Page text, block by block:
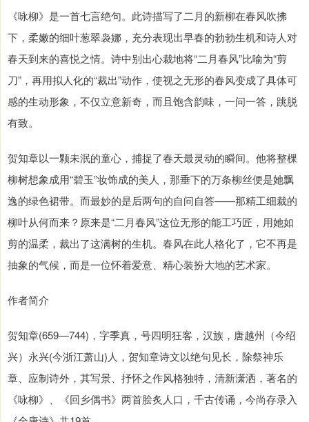
《咏柳》是一首七言绝句。此诗描写了二月的新柳在春风吹拂
下，柔嫩的细叶葱翠袅娜，充分表现出早春的勃勃生机和诗人对
春天到来的喜悦之情。诗中别出心裁地将“二月春风”比喻为“剪
刀”，再用拟人化的“裁出”动作，使视之无形的春风变成了具体可
感的生动形象，不仅立意新奇，而且饱含韵味，一问一答，跳脱
有致。
贺知章以一颗未泯的童心，捕捉了春天最灵动的瞬间。他将整棵
柳树想象成用“碧玉”妆饰成的美人，那垂下的万条柳丝便是她飘
逸的绿色裙带。而最妙的是后两句的自问自答——那精工细裁的
柳叶从何而来？原来是“二月春风”这位无形的能工巧匠，用她如
剪的温柔，裁出了这满树的生机。春风在此人格化了，它不再是
抽象的气候，而是一位怀着爱意、精心装扮大地的艺术家。
作者简介
贺知章(659—744)，字季真，号四明狂客，汉族，唐越州（今绍
兴）永兴(今浙江萧山)人，贺知章诗文以绝句见长，除祭神乐
章、应制诗外，其写景、抒怀之作风格独特，清新潇洒，著名的
《咏柳》、《回乡偶书》两首脍炙人口，千古传诵，今尚存录入